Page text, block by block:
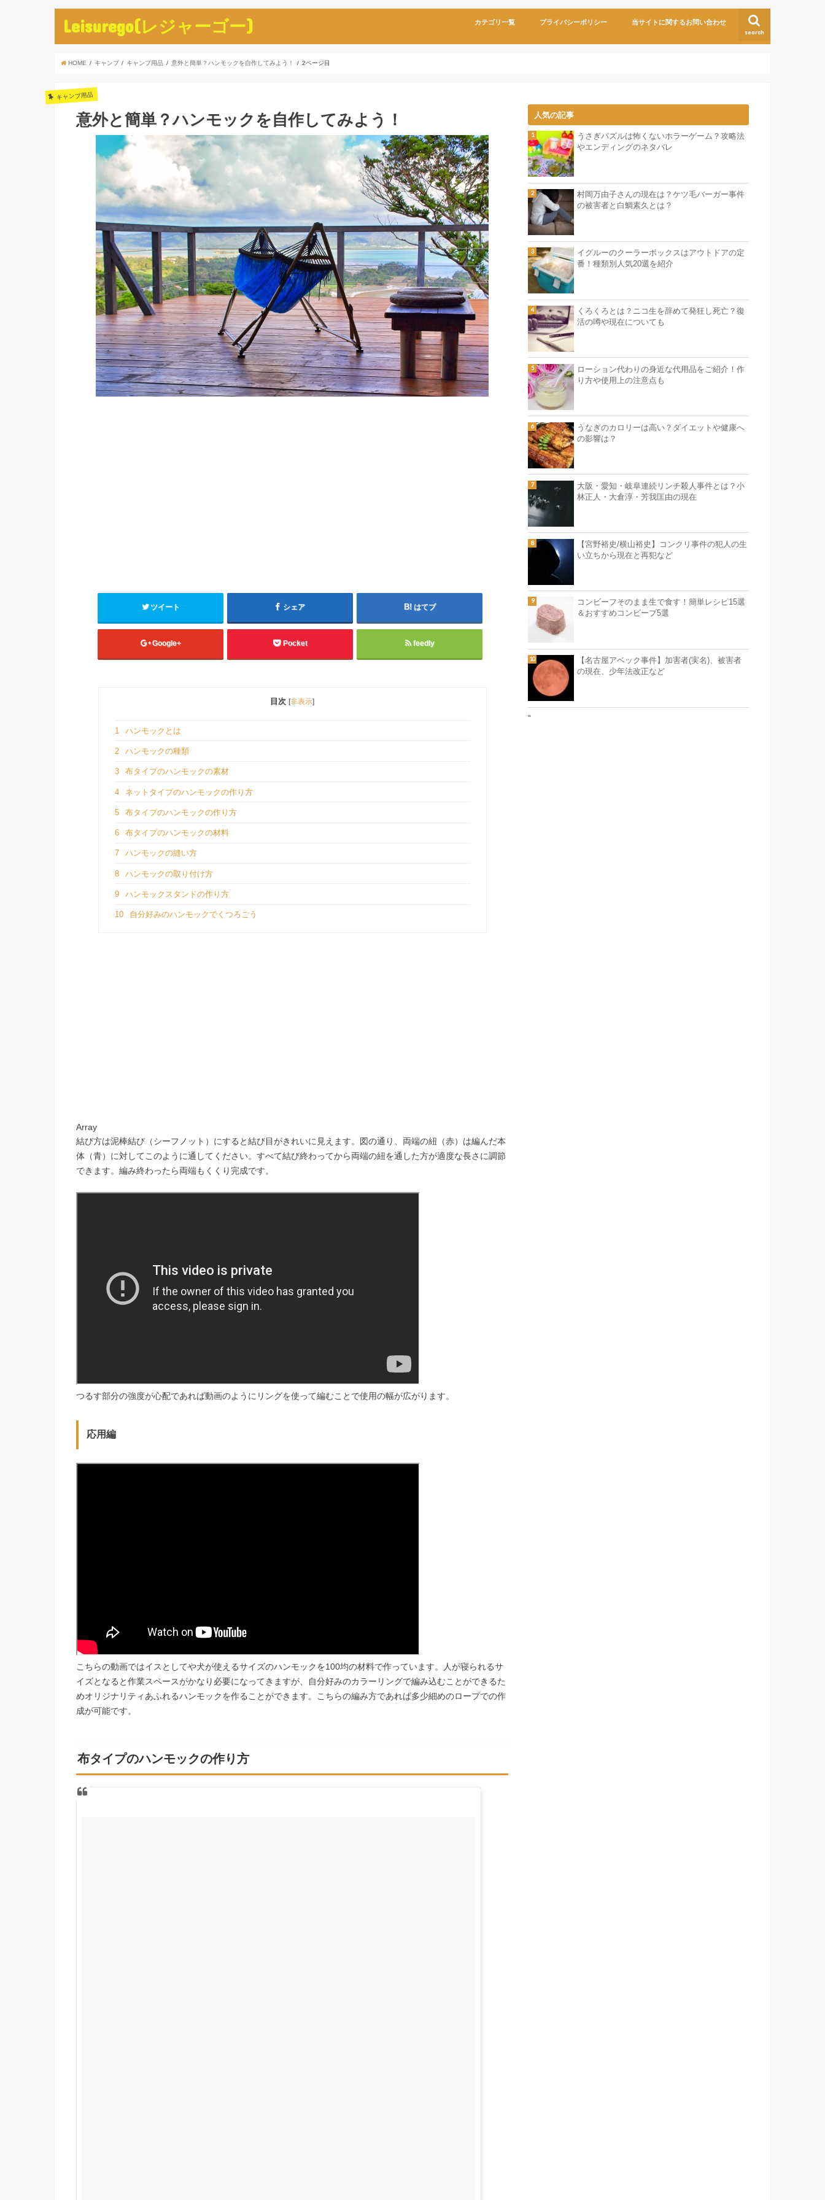
Leisurego(レジャーゴー) search
カテゴリ一覧 プライバシーポリシー 当サイトに関するお問い合わせ
HOME キャンプ キャンプ用品 意外と簡単？ハンモックを自作してみよう！ 2ページ目
キャンプ用品
意外と簡単？ハンモックを自作してみよう！
ツイート シェア はてブ
Google+ Pocket feedly
目次 [非表示]
1 ハンモックとは
2 ハンモックの種類
3 布タイプのハンモックの素材
4 ネットタイプのハンモックの作り方
5 布タイプのハンモックの作り方
6 布タイプのハンモックの材料
7 ハンモックの縫い方
8 ハンモックの取り付け方
9 ハンモックスタンドの作り方
10 自分好みのハンモックでくつろごう
Array
結び方は泥棒結び（シーフノット）にすると結び目がきれいに見えます。図の通り、両端の紐（赤）は編んだ本
体（青）に対してこのように通してください。すべて結び終わってから両端の紐を通した方が適度な長さに調節
できます。編み終わったら両端もくくり完成です。
つるす部分の強度が心配であれば動画のようにリングを使って編むことで使用の幅が広がります。
応用編
こちらの動画ではイスとしてや犬が使えるサイズのハンモックを100均の材料で作っています。人が寝られるサ
イズとなると作業スペースがかなり必要になってきますが、自分好みのカラーリングで編み込むことができるた
めオリジナリティあふれるハンモックを作ることができます。こちらの編み方であれば多少細めのロープでの作
成が可能です。
布タイプのハンモックの作り方
人気の記事
うさぎパズルは怖くないホラーゲーム？攻略法
やエンディングのネタバレ
村岡万由子さんの現在は？ケツ毛バーガー事件
の被害者と白鯛素久とは？
イグルーのクーラーボックスはアウトドアの定
番！種類別人気20選を紹介
くろくろとは？ニコ生を辞めて発狂し死亡？復
活の噂や現在についても
ローション代わりの身近な代用品をご紹介！作
り方や使用上の注意点も
うなぎのカロリーは高い？ダイエットや健康へ
の影響は？
大阪・愛知・岐阜連続リンチ殺人事件とは？小
林正人・大倉淳・芳我匡由の現在
【宮野裕史/横山裕史】コンクリ事件の犯人の生
い立ちから現在と再犯など
コンビーフそのまま生で食す！簡単レシピ15選
＆おすすめコンビープ5選
【名古屋アベック事件】加害者(実名)、被害者
の現在、少年法改正など
"